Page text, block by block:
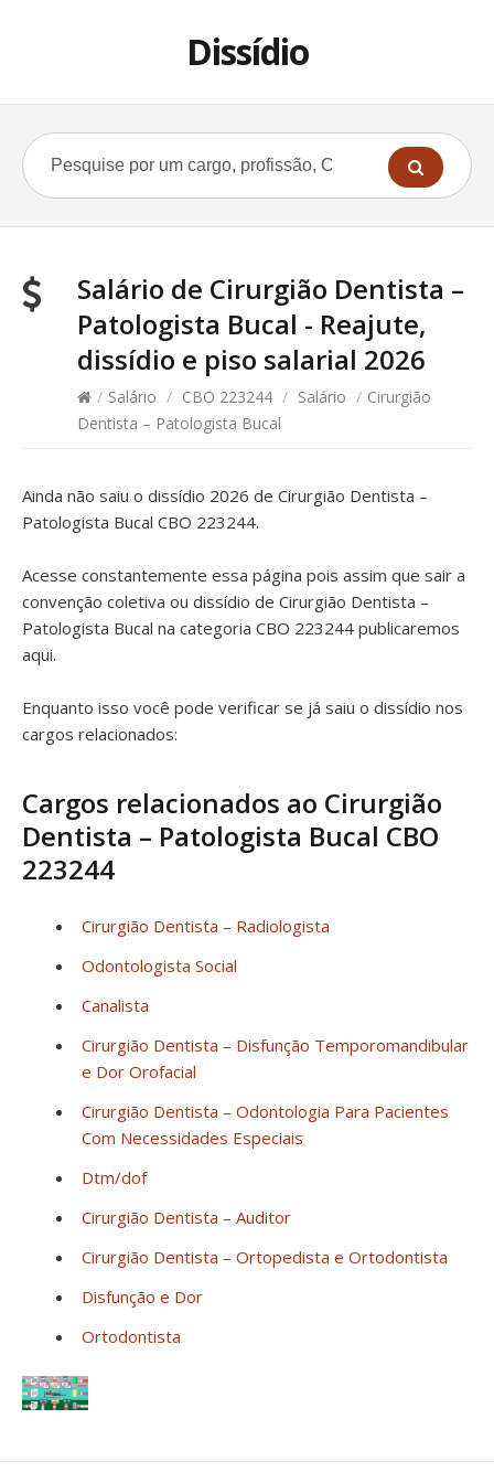
Dissídio
Salário de Cirurgião Dentista –
Patologista Bucal - Reajute,
dissídio e piso salarial 2026
/ Salário / CBO 223244 / Salário / Cirurgião
Dentista – Patologista Bucal
Ainda não saiu o dissídio 2026 de Cirurgião Dentista –
Patologista Bucal CBO 223244.
Acesse constantemente essa página pois assim que sair a
convenção coletiva ou dissídio de Cirurgião Dentista –
Patologista Bucal na categoria CBO 223244 publicaremos
aqui.
Enquanto isso você pode verificar se já saiu o dissídio nos
cargos relacionados:
Cargos relacionados ao Cirurgião
Dentista – Patologista Bucal CBO
223244
Cirurgião Dentista – Radiologista
Odontologista Social
Canalista
Cirurgião Dentista – Disfunção Temporomandibular
e Dor Orofacial
Cirurgião Dentista – Odontologia Para Pacientes
Com Necessidades Especiais
Dtm/dof
Cirurgião Dentista – Auditor
Cirurgião Dentista – Ortopedista e Ortodontista
Disfunção e Dor
Ortodontista